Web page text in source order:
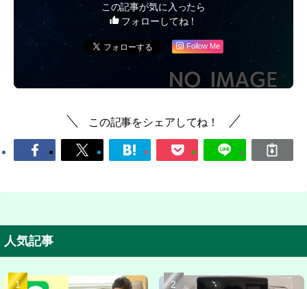
この記事が気に入ったら
フォローしてね！
Follow Me
この記事をシェアしてね！
人気記事